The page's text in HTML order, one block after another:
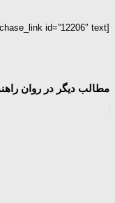
[purchase_link id=”12206″ text=”خرید” style=”button” color=”green”]
مطالب دیگر در روان